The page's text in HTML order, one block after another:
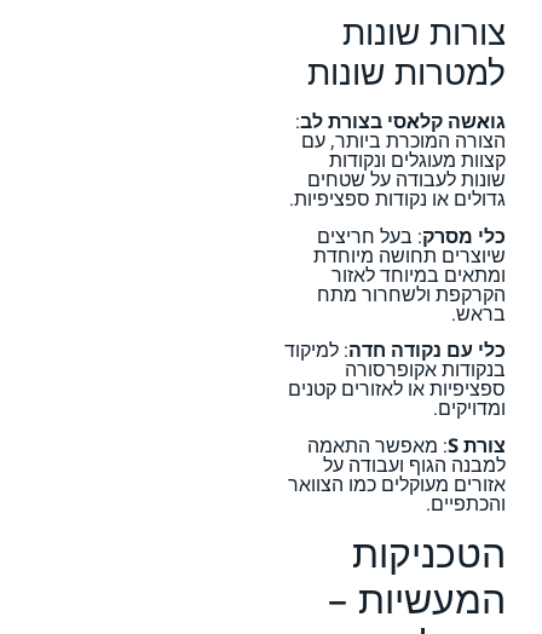
צורות שונות
למטרות שונות
גואשה קלאסי בצורת לב:
הצורה המוכרת ביותר, עם
קצוות מעוגלים ונקודות
שונות לעבודה על שטחים
גדולים או נקודות ספציפיות.
כלי מסרק: בעל חריצים
שיוצרים תחושה מיוחדת
ומתאים במיוחד לאזור
הקרקפת ולשחרור מתח
בראש.
כלי עם נקודה חדה: למיקוד
בנקודות אקופרסורה
ספציפיות או לאזורים קטנים
ומדויקים.
צורת S
: מאפשר התאמה
למבנה הגוף ועבודה על
אזורים מעוקלים כמו הצוואר
והכתפיים.
הטכניקות
המעשיות –